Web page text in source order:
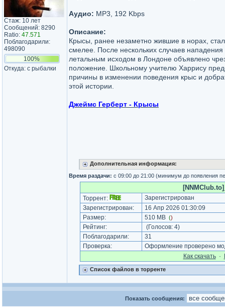
Стаж: 10 лет
Сообщений: 8290
Ratio: 47.571
Поблагодарили:
498090
100%
Откуда: с рыбалки
Аудио: MP3, 192 Kbps
Описание:
Крысы, ранее незаметно жившие в норах,
смелее. После нескольких случаев
летальным исходом в Лондоне объявлено
положение. Школьному учителю Харрису
причины в изменении поведения крыс и
этой истории.
Джеймс Герберт - Крысы
Дополнительная информация:
Время раздачи: с 09:00 до 21:00 (минимум до появления
Торрент:
Зарегистрирован
Зарегистрирован:
16 Апр 2026 01:30:09
Размер:
510 MB ()
Рейтинг: (Голосов: 4)
Поблагодарили:
31
Проверка:
Оформление проверено
Как cкачать·
Список файлов в торренте
Показать сообщения: